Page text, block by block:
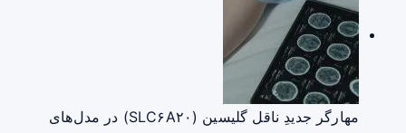
مهارگر جدیدِ ناقل گلیسین (SLC۶A۲۰) در مدل‌های